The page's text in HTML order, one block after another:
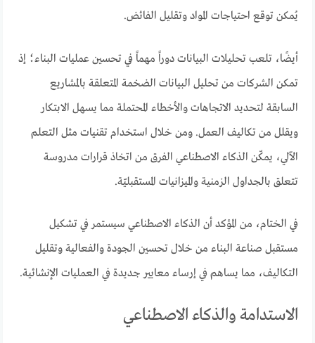
يُمكن توقع احتياجات المواد وتقليل الفائض.
أيضًا، تلعب تحليلات البيانات دوراً مهماً في تحسين عمليات البناء؛ إذ
تمكن الشركات من تحليل البيانات الضخمة المتعلقة بالمشاريع
السابقة لتحديد الاتجاهات والأخطاء المحتملة مما يسهل الابتكار
ويقلل من تكاليف العمل. ومن خلال استخدام تقنيات مثل التعلم
الآلي، يمكّن الذكاء الاصطناعي الفرق من اتخاذ قرارات مدروسة
تتعلق بالجداول الزمنية والميزانيات المستقبليّة.
في الختام، من المؤكد أن الذكاء الاصطناعي سيستمر في تشكيل
مستقبل صناعة البناء من خلال تحسين الجودة والفعالية وتقليل
التكاليف، مما يساهم في إرساء معايير جديدة في العمليات الإنشائية.
الاستدامة والذكاء الاصطناعي